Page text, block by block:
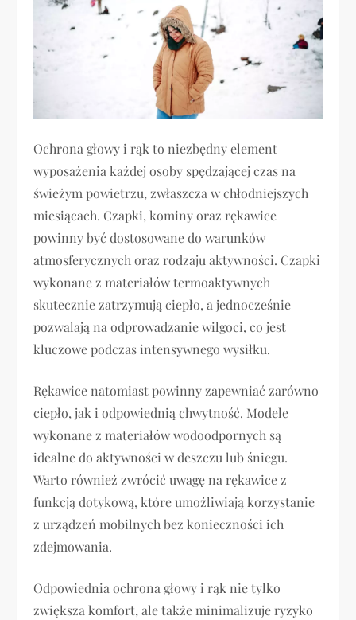
Ochrona głowy i rąk to niezbędny element
wyposażenia każdej osoby spędzającej czas na
świeżym powietrzu, zwłaszcza w chłodniejszych
miesiącach. Czapki, kominy oraz rękawice
powinny być dostosowane do warunków
atmosferycznych oraz rodzaju aktywności. Czapki
wykonane z materiałów termoaktywnych
skutecznie zatrzymują ciepło, a jednocześnie
pozwalają na odprowadzanie wilgoci, co jest
kluczowe podczas intensywnego wysiłku.
Rękawice natomiast powinny zapewniać zarówno
ciepło, jak i odpowiednią chwytność. Modele
wykonane z materiałów wodoodpornych są
idealne do aktywności w deszczu lub śniegu.
Warto również zwrócić uwagę na rękawice z
funkcją dotykową, które umożliwiają korzystanie
z urządzeń mobilnych bez konieczności ich
zdejmowania.
Odpowiednia ochrona głowy i rąk nie tylko
zwiększa komfort, ale także minimalizuje ryzyko